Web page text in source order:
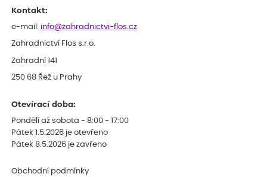
Kontakt:
e-mail: info@zahradnictvi-flos.cz
Zahradnictví Flos s.r.o.
Zahradní 141
250 68 Řež u Prahy
Otevírací doba:
Pondělí až sobota - 8:00 - 17:00
Pátek 1.5.2026 je otevřeno
Pátek 8.5.2026 je zavřeno
Obchodní podmínky